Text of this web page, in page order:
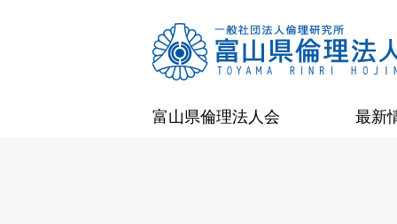
富山県倫理法人会 最新